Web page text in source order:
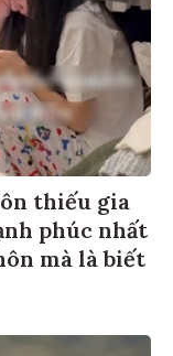
thiếu gia
phúc nhất
mà là biết